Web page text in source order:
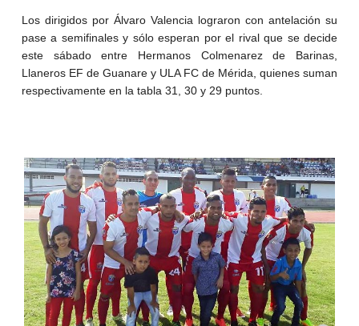
Los dirigidos por Álvaro Valencia lograron con antelación su
pase a semifinales y sólo esperan por el rival que se decide
este sábado entre Hermanos Colmenarez de Barinas,
Llaneros EF de Guanare y ULA FC de Mérida, quienes suman
respectivamente en la tabla 31, 30 y 29 puntos.